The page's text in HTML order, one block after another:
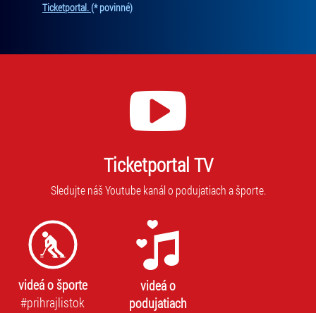
Ticketportal.(* povinné)
Ticketportal TV
Sledujte náš Youtube kanál o podujatiach a športe.
videá o športe
#prihrajlistok
videá o
podujatiach